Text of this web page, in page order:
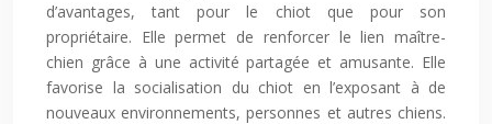
d’avantages, tant pour le chiot que pour son
propriétaire. Elle permet de renforcer le lien maître-
chien grâce à une activité partagée et amusante. Elle
favorise la socialisation du chiot en l’exposant à de
nouveaux environnements, personnes et autres chiens.